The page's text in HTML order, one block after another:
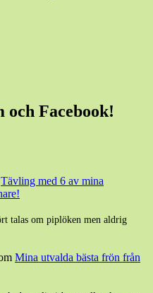
Facebook!
Tävling med 6 av mina
talas om piplöken men aldrig
Mina utvalda bästa frön från